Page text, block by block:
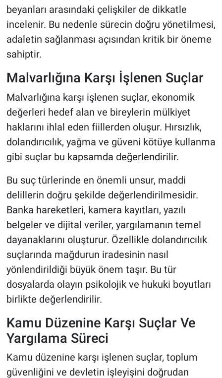
beyanları arasındaki çelişkiler de dikkatle
incelenir. Bu nedenle sürecin doğru yönetilmesi,
adaletin sağlanması açısından kritik bir öneme
sahiptir.
Malvarlığına Karşı İşlenen Suçlar
Malvarlığına karşı işlenen suçlar, ekonomik
değerleri hedef alan ve bireylerin mülkiyet
haklarını ihlal eden fiillerden oluşur. Hırsızlık,
dolandırıcılık, yağma ve güveni kötüye kullanma
gibi suçlar bu kapsamda değerlendirilir.
Bu suç türlerinde en önemli unsur, maddi
delillerin doğru şekilde değerlendirilmesidir.
Banka hareketleri, kamera kayıtları, yazılı
belgeler ve dijital veriler, yargılamanın temel
dayanaklarını oluşturur. Özellikle dolandırıcılık
suçlarında mağdurun iradesinin nasıl
yönlendirildiği büyük önem taşır. Bu tür
dosyalarda olayın psikolojik ve hukuki boyutları
birlikte değerlendirilir.
Kamu Düzenine Karşı Suçlar Ve
Yargılama Süreci
Kamu düzenine karşı işlenen suçlar, toplum
güvenliğini ve devletin işleyişini doğrudan